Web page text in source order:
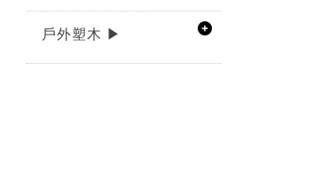
戶外塑木 ▶